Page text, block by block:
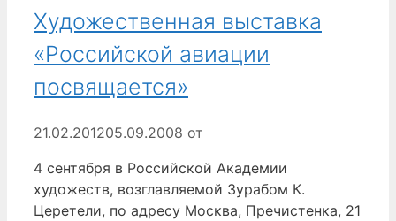
Художественная выставка
«Российской авиации
посвящается»
21.02.201205.09.2008 от
4 сентября в Российской Академии
художеств, возглавляемой Зурабом К.
Церетели, по адресу Москва, Пречистенка, 21